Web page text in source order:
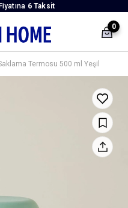
6 Taksit
0
Termosu 500 ml Yeşil